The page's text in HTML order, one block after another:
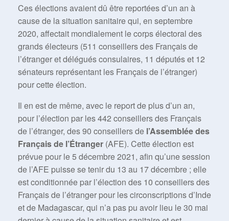
Ces élections avaient dû être reportées d’un an à
cause de la situation sanitaire qui, en septembre
2020, affectait mondialement le corps électoral des
grands électeurs (511 conseillers des Français de
l’étranger et délégués consulaires, 11 députés et 12
sénateurs représentant les Français de l’étranger)
pour cette élection.
Il en est de même, avec le report de plus d’un an,
pour l’élection par les 442 conseillers des Français
de l’étranger, des 90 conseillers de l’Assemblée des
Français de l’Étranger (AFE). Cette élection est
prévue pour le 5 décembre 2021, afin qu’une session
de l’AFE puisse se tenir du 13 au 17 décembre ; elle
est conditionnée par l’élection des 10 conseillers des
Français de l’étranger pour les circonscriptions d’Inde
et de Madagascar, qui n’a pas pu avoir lieu le 30 mai